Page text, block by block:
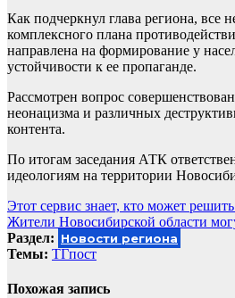
Как подчеркнул глава региона, все
комплексного плана
направлена на формирование у
устойчивости к ее пропаганде.
Рассмотрен вопрос
неонацизма и различных
контента.
По итогам заседания АТК
идеологиям на территории
Навигация
по
записям
Этот сервис знает, кто может
Жители Новосибирской области
Раздел: Новости региона
Темы: ТГпост
Похожая запись